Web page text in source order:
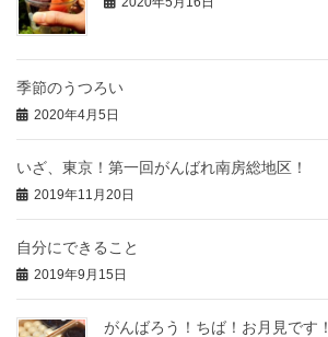
季節のうつろい
2020年4月5日
いざ、東京！第一回がんばれ南房総地区！
2019年11月20日
自分にできること
2019年9月15日
がんばろう！ちば！お月見です！